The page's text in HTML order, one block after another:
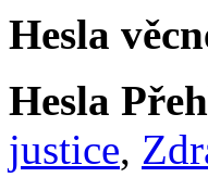
Hesla
Hesla
justice,